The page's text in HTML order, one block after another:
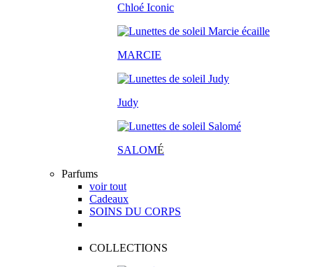
Chloé Iconic
MARCIE
Judy
SALOMÉ
Parfums
voir tout
Cadeaux
SOINS DU CORPS
COLLECTIONS